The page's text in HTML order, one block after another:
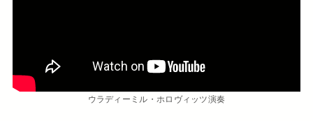
ウラディーミル・ホロヴィッツ演奏